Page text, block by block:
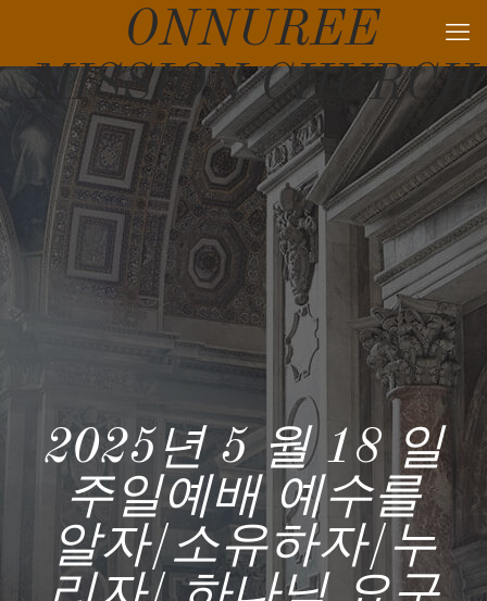
ONNUREE
MISSION CHURCH
2025년 5 월 18 일
주일예배 예수를
알자/소유하자/누